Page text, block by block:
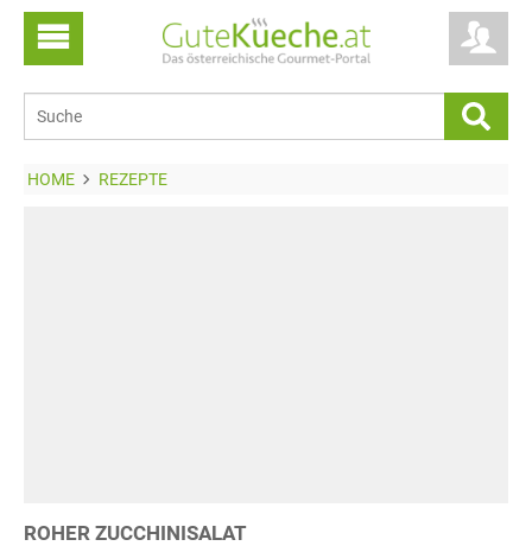
HOME REZEPTE
ROHER ZUCCHINISALAT